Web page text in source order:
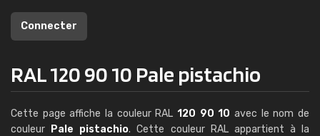
Connecter
RAL 120 90 10 Pale pistachio
Cette page affiche la couleur RAL 120 90 10 avec le nom de
couleur
Pale pistachio. Cette couleur RAL appartient à la